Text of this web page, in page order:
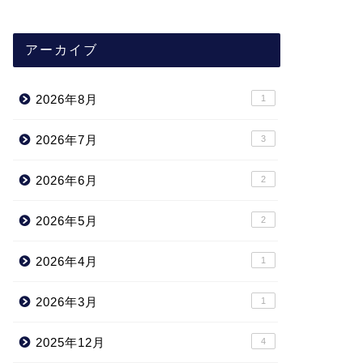
アーカイブ
2026年8月 1
2026年7月 3
2026年6月 2
2026年5月 2
2026年4月 1
2026年3月 1
2025年12月 4